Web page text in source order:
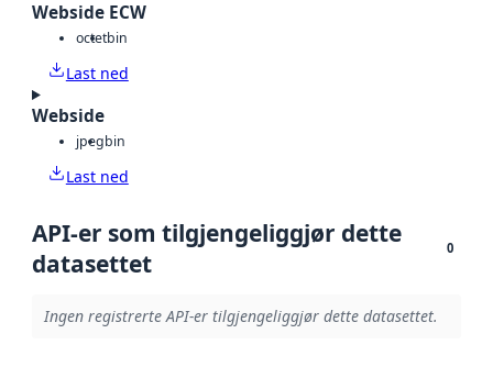
Webside ECW
octetbin
Last ned
Webside
jpegbin
Last ned
API-er som tilgjengeliggjør dette
datasettet
0
Ingen registrerte API-er tilgjengeliggjør dette datasettet.